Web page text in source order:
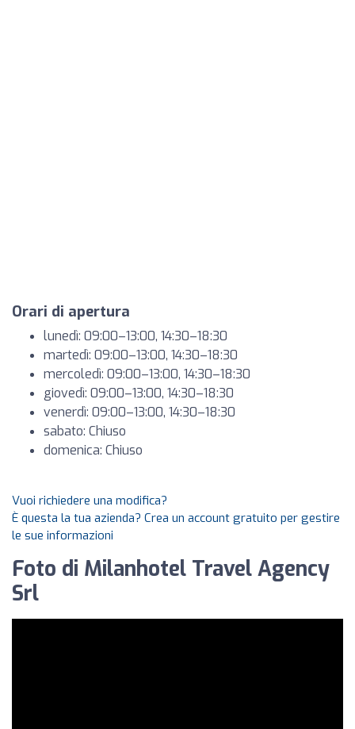
Orari di apertura
lunedì: 09:00–13:00, 14:30–18:30
martedì: 09:00–13:00, 14:30–18:30
mercoledì: 09:00–13:00, 14:30–18:30
giovedì: 09:00–13:00, 14:30–18:30
venerdì: 09:00–13:00, 14:30–18:30
sabato: Chiuso
domenica: Chiuso
Vuoi richiedere una modifica?
È questa la tua azienda? Crea un account gratuito per gestire
le sue informazioni
Foto di Milanhotel Travel Agency
Srl